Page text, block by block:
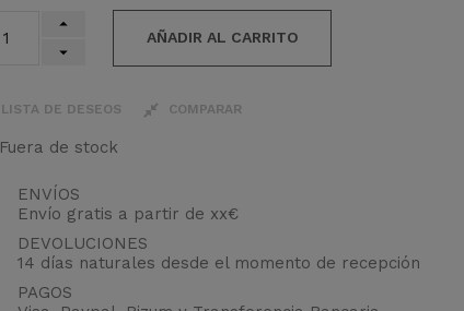
AÑADIR AL CARRITO
LISTA DE DESEOS COMPARAR
Fuera de stock
ENVÍOS
Envío gratis a partir de xx€
DEVOLUCIONES
14 días naturales desde el momento de recepción
PAGOS